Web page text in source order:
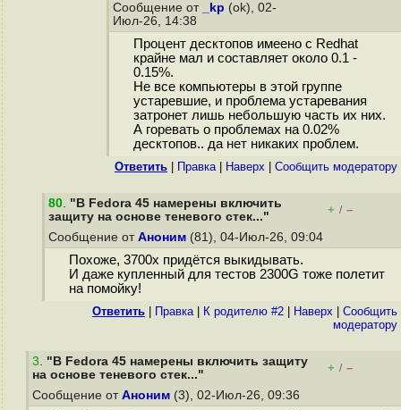
Сообщение от _kp (ok), 02-
Июл-26, 14:38
Процент десктопов имеено с Redhat
крайне мал и составляет около 0.1 -
0.15%.
Не все компьютеры в этой группе
устаревшие, и проблема устаревания
затронет лишь небольшую часть их них.
А горевать о проблемах на 0.02%
десктопов.. да нет никаких проблем.
Ответить Правка| Наверх Cообщить модератору
80. "В Fedora 45 намерены включить
защиту на основе теневого стек..."
+ / –
Сообщение от Аноним (81), 04-Июл-26, 09:04
Похоже, 3700x придётся выкидывать.
И даже купленный для тестов 2300G тоже полетит
на помойку!
Ответить Правка| К родителю #2 Наверх
Cообщить
модератору
3. "В Fedora 45 намерены включить защиту
на основе теневого стек..."
+ / –
Сообщение от Аноним (3), 02-Июл-26, 09:36